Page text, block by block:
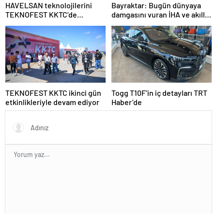
HAVELSAN teknolojilerini
TEKNOFEST KKTC’de
sergiliyor
Bayraktar: Bugün dünyaya
damgasını vuran İHA ve akıllı
mühimmatlara sahibiz
TEKNOFEST KKTC ikinci gün
etkinlikleriyle devam ediyor
Togg T10F’in iç detayları TRT
Haber’de